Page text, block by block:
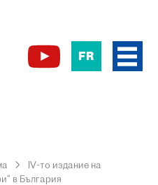
FR
IV-то издание на
в България